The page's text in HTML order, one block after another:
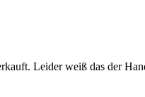
Leider weiß das der